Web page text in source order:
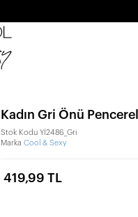
Kadın Gri Önü
Stok Kodu Yİ2486_Gri
Marka Cool & Sexy
419,99 TL